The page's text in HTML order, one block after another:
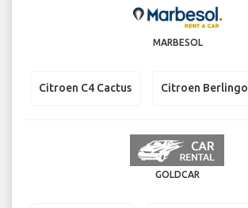
MARBESOL
Citroen C4 Cactus Citroen Berlingo
GOLDCAR